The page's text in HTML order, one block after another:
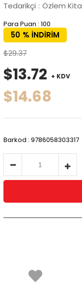
Tedarikçi : Özlem
Para Puan : 100
%
50
İNDIRIM
$29.37
$13.72 + KDV
$14.68
Barkod : 9786058303317